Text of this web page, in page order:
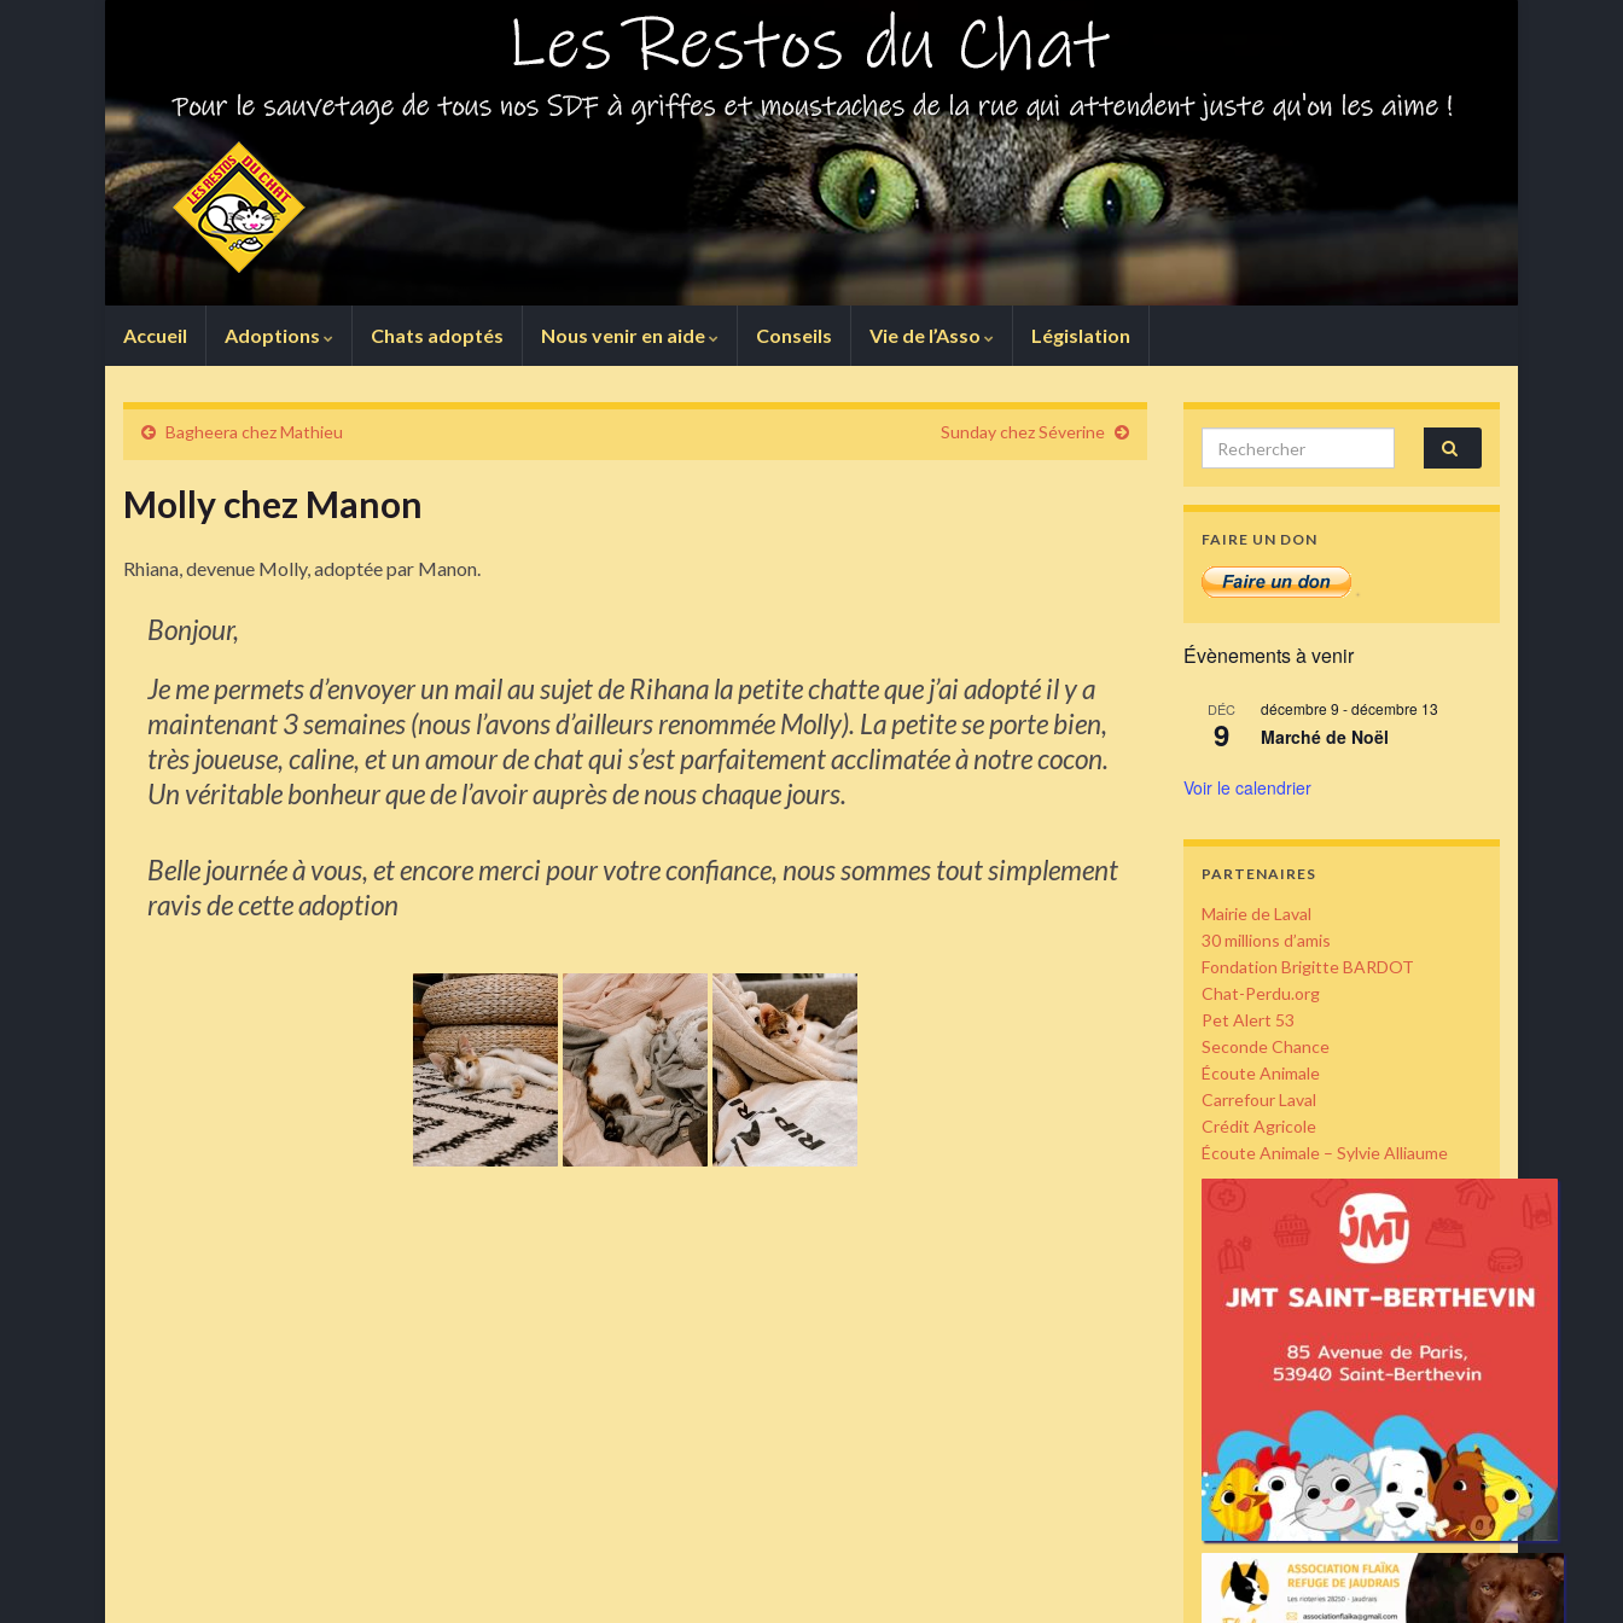
Accueil Adoptions Chats adoptés Nous venir en aide Conseils Vie de l’Asso Législation
Bagheera chez Mathieu Sunday chez Séverine
Molly chez Manon
Rhiana, devenue Molly, adoptée par Manon.
Bonjour,
Je me permets d’envoyer un mail au sujet de Rihana la petite chatte que j’ai adopté il y a
maintenant 3 semaines (nous l’avons d’ailleurs renommée Molly). La petite se porte bien,
très joueuse, caline, et un amour de chat qui s’est parfaitement acclimatée à notre cocon.
Un véritable bonheur que de l’avoir auprès de nous chaque jours.
Belle journée à vous, et encore merci pour votre confiance, nous sommes tout simplement
ravis de cette adoption
Search for:
FAIRE UN DON
Évènements à venir
DÉC
9
décembre 9 -décembre 13
Marché de Noël
Voir le calendrier
PARTENAIRES
Mairie de Laval
30 millions d’amis
Fondation Brigitte BARDOT
Chat-Perdu.org
Pet Alert 53
Seconde Chance
Écoute Animale
Carrefour Laval
Crédit Agricole
Écoute Animale – Sylvie Alliaume